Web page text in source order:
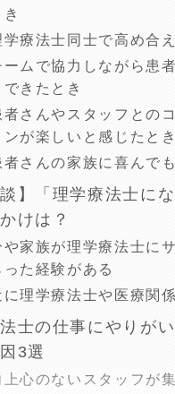
療法士同士で高め合
ムで協力しながら患
できたとき
さんやスタッフとの
ンが楽しいと感じたとき
さんの家族に喜んで
談】「理学療法士に
けは？
や家族が理学療法士に
った経験がある
に理学療法士や医療関
士の仕事にやりが
3選
心のないスタッフが